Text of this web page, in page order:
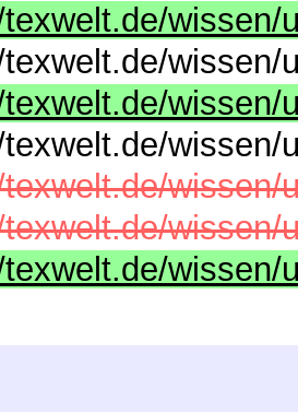
texwelt.de/
wissen/
wissen/
wissen/
wissen/